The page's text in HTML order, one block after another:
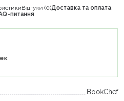
Відгуки (0)Доставка та оплата
питання
BookChef